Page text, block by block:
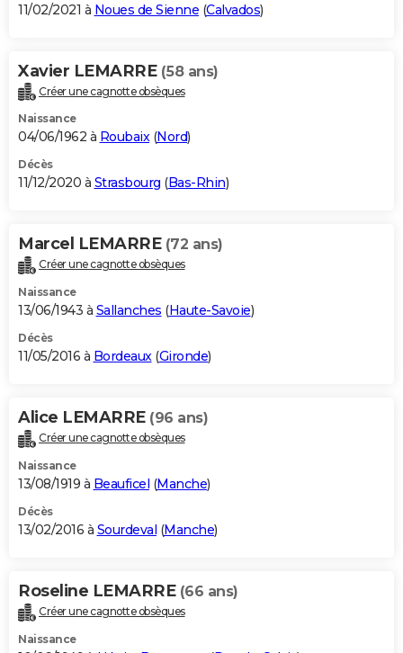
11/02/2021 à Noues de Sienne (Calvados)
Xavier LEMARRE (58 ans)
Créer une cagnotte obsèques
Naissance
04/06/1962 à Roubaix(Nord)
Décès
11/12/2020 à Strasbourg (Bas-Rhin)
Marcel LEMARRE (72 ans)
Créer une cagnotte obsèques
Naissance
13/06/1943 à Sallanches (Haute-Savoie)
Décès
11/05/2016 à Bordeaux(Gironde)
Alice LEMARRE (96 ans)
Créer une cagnotte obsèques
Naissance
13/08/1919 à Beauficel (Manche)
Décès
13/02/2016 à Sourdeval (Manche)
Roseline LEMARRE (66 ans)
Créer une cagnotte obsèques
Naissance